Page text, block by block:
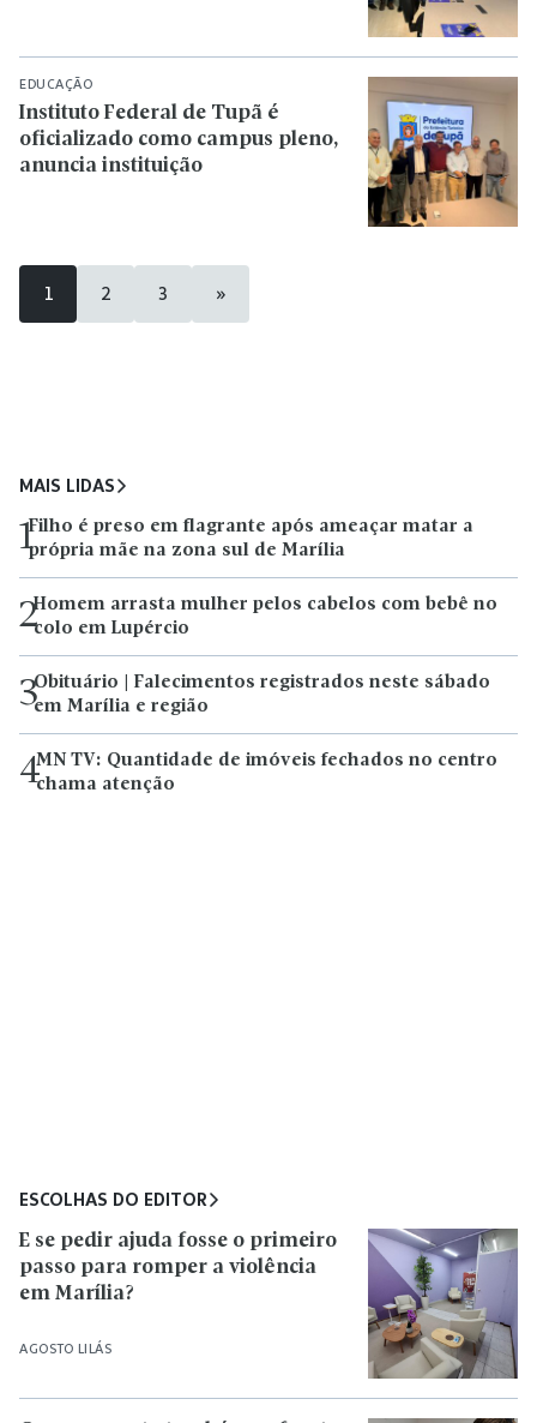
EDUCAÇÃO
Instituto Federal de Tupã é
oficializado como campus pleno,
anuncia instituição
1 2 3 »
MAIS LIDAS
1Filho é preso em flagrante após ameaçar matar a
própria mãe na zona sul de Marília
2Homem arrasta mulher pelos cabelos com bebê no
colo em Lupércio
3Obituário | Falecimentos registrados neste sábado
em Marília e região
4MN TV: Quantidade de imóveis fechados no centro
chama atenção
ESCOLHAS DO EDITOR
AGOSTO LILÁS
E se pedir ajuda fosse o primeiro
passo para romper a violência
em Marília?